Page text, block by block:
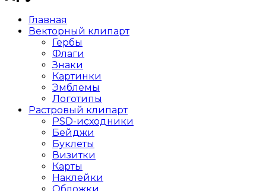
Главная
Векторный клипарт
Гербы
Флаги
Знаки
Картинки
Эмблемы
Логотипы
Растровый клипарт
PSD-исходники
Бейджи
Буклеты
Визитки
Карты
Наклейки